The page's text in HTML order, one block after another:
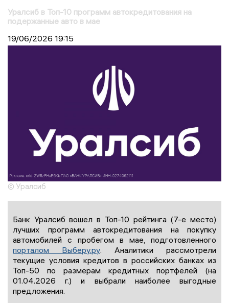
Уралсиб в Топ-10 программ автокредитования на
подержанные авто в мае
19/06/2026 19:15
© Уралсиб
Банк Уралсиб вошел в Топ-10 рейтинга (7-е место)
лучших программ автокредитования на покупку
автомобилей с пробегом в мае, подготовленного
порталом Выберу.ру. Аналитики рассмотрели
текущие условия кредитов в российских банках из
Топ-50 по размерам кредитных портфелей (на
01.04.2026 г.) и выбрали наиболее выгодные
предложения.